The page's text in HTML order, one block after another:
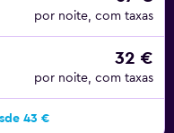
por noite, com taxas
32 €
por noite, com taxas
43 €